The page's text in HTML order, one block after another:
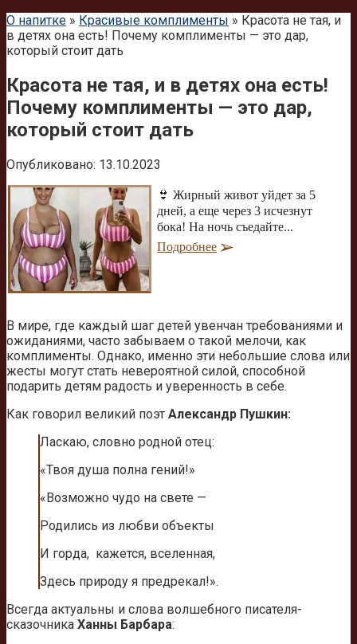
О напитке » Красивые комплименты » Красота не тая, и
в детях она есть! Почему комплименты — это дар,
который стоит дать
Красота не тая, и в детях она есть!
Почему комплименты — это дар,
который стоит дать
Опубликовано: 13.10.2023
👙 Жирный живот уйдет за 5
дней, а еще через 3 исчезнут
бока! На ночь съедайте...
Подробнее
В мире, где каждый шаг детей увенчан требованиями и
ожиданиями, часто забываем о такой мелочи, как
комплименты. Однако, именно эти небольшие слова или
жесты могут стать невероятной силой, способной
подарить детям радость и уверенность в себе.
Как говорил великий поэт Александр Пушкин:
Ласкаю, словно родной отец:
«Твоя душа полна гений!»
«Возможно чудо на свете —
Родились из любви объекты
И горда, кажется, вселенная,
Здесь природу я предрекал!».
Всегда актуальны и слова волшебного писателя-
сказочника Ханны Барбара: